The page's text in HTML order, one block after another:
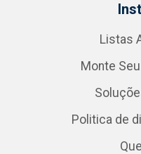
Listas
Monte
Politica de